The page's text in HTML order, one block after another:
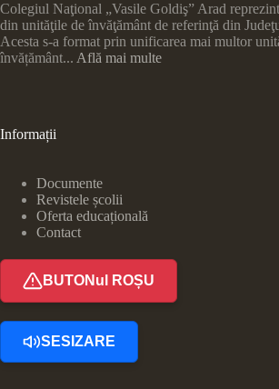
Colegiul Naţional „Vasile Goldiş” Arad
din unităţile de învăţământ de referinţă din
Acesta s-a format prin unificarea mai multor
învățământ... Află mai multe
Informații
Documente
Revistele școlii
Oferta educațională
Contact
BUTONul ROȘU
SESIZARE